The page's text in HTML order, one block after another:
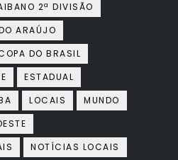
2ª DIVISÃO
ARAÚJO
DO BRASIL
ESTADUAL
LOCAIS
MUNDO
NOTÍCIAS LOCAIS